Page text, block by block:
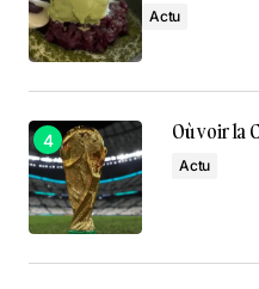
Actu
Où voir la
Actu